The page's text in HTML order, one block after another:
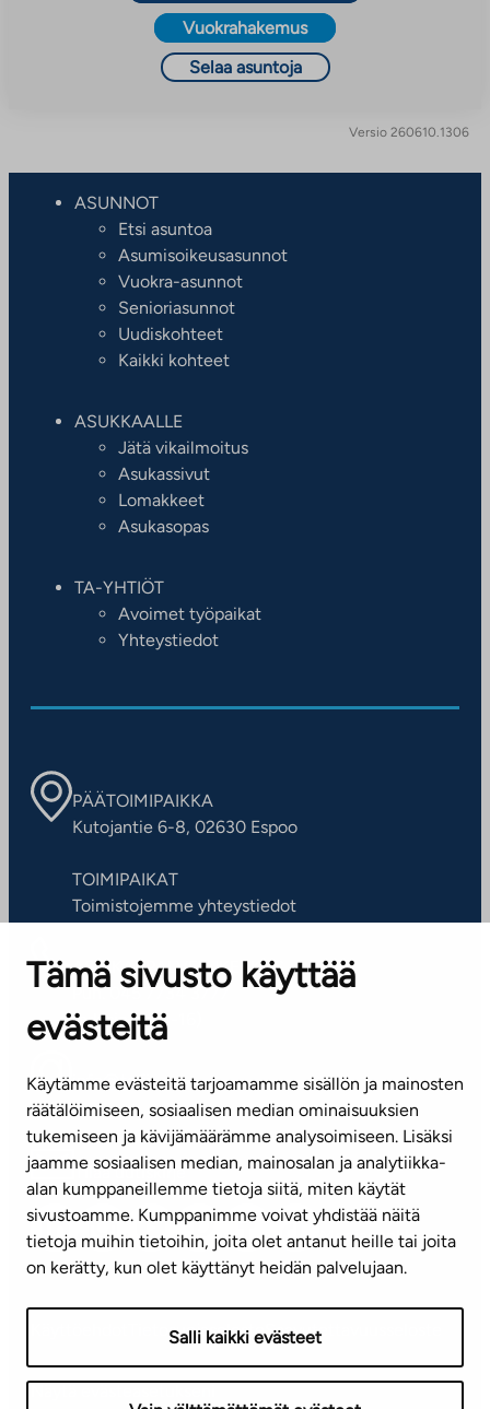
Tämä sivusto käyttää
evästeitä
Käytämme evästeitä tarjoamamme sisällön ja mainosten
räätälöimiseen, sosiaalisen median ominaisuuksien
tukemiseen ja kävijämäärämme analysoimiseen. Lisäksi
jaamme sosiaalisen median, mainosalan ja analytiikka-
alan kumppaneillemme tietoja siitä, miten käytät
sivustoamme. Kumppanimme voivat yhdistää näitä
tietoja muihin tietoihin, joita olet antanut heille tai joita
on kerätty, kun olet käyttänyt heidän palvelujaan.
Salli kaikki evästeet
Vuokrahakemus
Selaa asuntoja
Versio 260610.1306
ASUNNOT
Etsi asuntoa
Asumisoikeusasunnot
Vuokra-asunnot
Senioriasunnot
Uudiskohteet
Kaikki kohteet
ASUKKAALLE
Jätä vikailmoitus
Asukassivut
Lomakkeet
Asukasopas
TA-YHTIÖT
Avoimet työpaikat
Yhteystiedot
PÄÄTOIMIPAIKKA
Kutojantie 6-8, 02630 Espoo
TOIMIPAIKAT
Toimistojemme yhteystiedot
ASIAKASPALVELUKESKUS
Puh. 045 7734 3777
(arkisin klo 8-16)
info@ta.fi
Tilaa uutiskirje
Mediapankki
TietosuojaselosteSaavutettavuusseloste